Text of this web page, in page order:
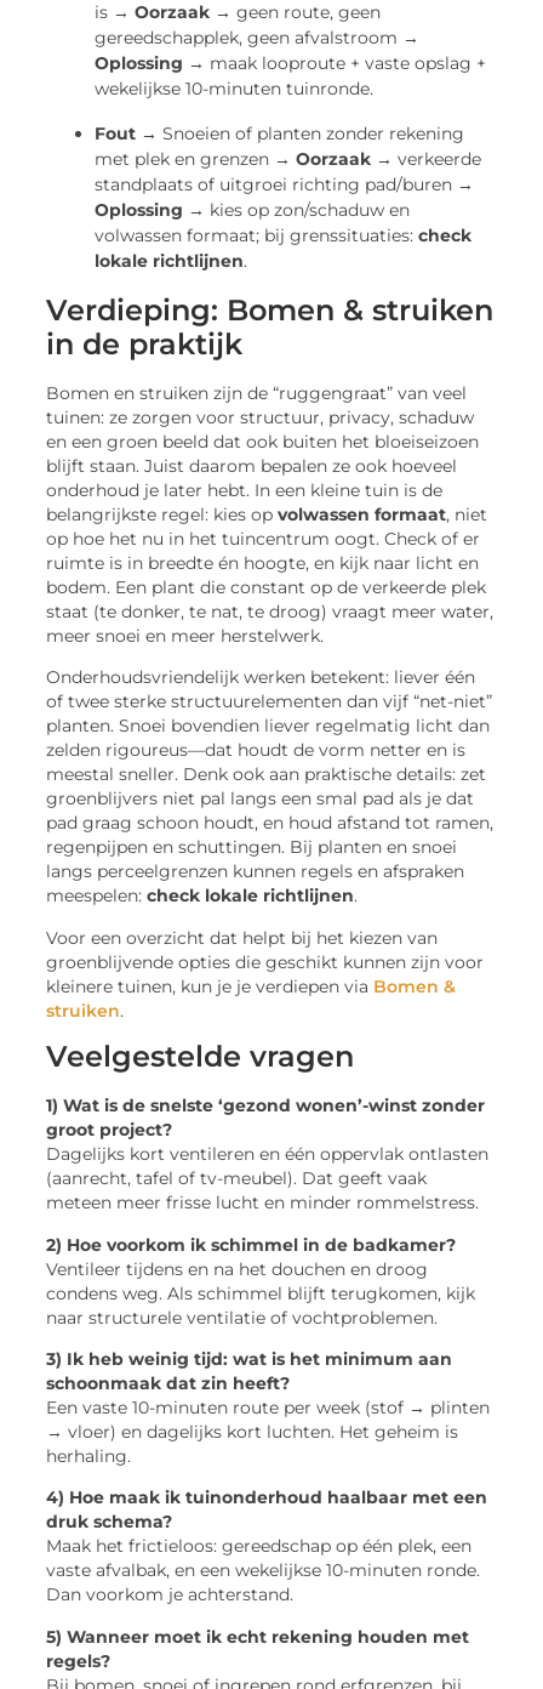
is →Oorzaak → geen route, geen
gereedschapplek, geen afvalstroom →
Oplossing → maak looproute + vaste opslag +
wekelijkse 10-minuten tuinronde.
Fout → Snoeien of planten zonder rekening
met plek en grenzen →Oorzaak → verkeerde
standplaats of uitgroei richting pad/buren →
Oplossing → kies op zon/schaduw en
volwassen formaat; bij grenssituaties:check
lokale richtlijnen.
Verdieping: Bomen & struiken
in de praktijk
Bomen en struiken zijn de “ruggengraat” van veel
tuinen: ze zorgen voor structuur, privacy, schaduw
en een groen beeld dat ook buiten het bloeiseizoen
blijft staan. Juist daarom bepalen ze ook hoeveel
onderhoud je later hebt. In een kleine tuin is de
belangrijkste regel: kies opvolwassen formaat, niet
op hoe het nu in het tuincentrum oogt. Check of er
ruimte is in breedte én hoogte, en kijk naar licht en
bodem. Een plant die constant op de verkeerde plek
staat (te donker, te nat, te droog) vraagt meer water,
meer snoei en meer herstelwerk.
Onderhoudsvriendelijk werken betekent: liever één
of twee sterke structuurelementen dan vijf “net-niet”
planten. Snoei bovendien liever regelmatig licht dan
zelden rigoureus—dat houdt de vorm netter en is
meestal sneller. Denk ook aan praktische details: zet
groenblijvers niet pal langs een smal pad als je dat
pad graag schoon houdt, en houd afstand tot ramen,
regenpijpen en schuttingen. Bij planten en snoei
langs perceelgrenzen kunnen regels en afspraken
meespelen:check lokale richtlijnen.
Voor een overzicht dat helpt bij het kiezen van
groenblijvende opties die geschikt kunnen zijn voor
kleinere tuinen, kun je je verdiepen via Bomen &
struiken.
Veelgestelde vragen
1) Wat is de snelste ‘gezond wonen’-winst zonder
groot project?
Dagelijks kort ventileren en één oppervlak ontlasten
(aanrecht, tafel of tv-meubel). Dat geeft vaak
meteen meer frisse lucht en minder rommelstress.
2) Hoe voorkom ik schimmel in de badkamer?
Ventileer tijdens en na het douchen en droog
condens weg. Als schimmel blijft terugkomen, kijk
naar structurele ventilatie of vochtproblemen.
3) Ik heb weinig tijd: wat is het minimum aan
schoonmaak dat zin heeft?
Een vaste 10-minuten route per week (stof → plinten
→ vloer) en dagelijks kort luchten. Het geheim is
herhaling.
4) Hoe maak ik tuinonderhoud haalbaar met een
druk schema?
Maak het frictieloos: gereedschap op één plek, een
vaste afvalbak, en een wekelijkse 10-minuten ronde.
Dan voorkom je achterstand.
5) Wanneer moet ik echt rekening houden met
regels?
Bij bomen, snoei of ingrepen rond erfgrenzen, bij